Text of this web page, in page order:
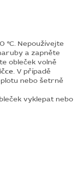
°C. Nepoužívejte
a zapněte
obleček volně
. V případě
nebo šetrně
vyklepat nebo